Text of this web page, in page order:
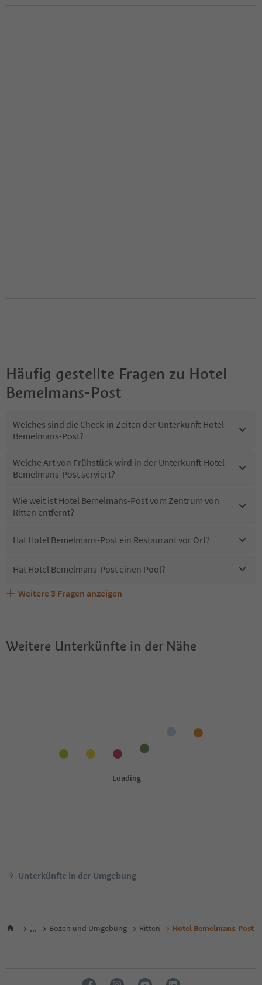
Häufig gestellte Fragen zu Hotel
Bemelmans-Post
Welches sind die Check-in Zeiten der Unterkunft Hotel
Bemelmans-Post?
Welche Art von Frühstück wird in der Unterkunft Hotel
Bemelmans-Post serviert?
Wie weit ist Hotel Bemelmans-Post vom Zentrum von
Ritten entfernt?
Hat Hotel Bemelmans-Post ein Restaurant vor Ort?
Hat Hotel Bemelmans-Post einen Pool?
Sind Haustiere in der Unterkunft Hotel Bemelmans-Post
Welche Services bietet Hotel Bemelmans-Post?
Erhalten die Gäste von Hotel Bemelmans-Post einen
Weitere 3 Fragen anzeigen
Weitere Unterkünfte in der Nähe
Unterkünfte in der Umgebung
... Bozen und Umgebung Ritten Hotel Bemelmans-Post